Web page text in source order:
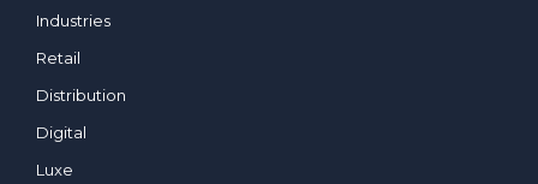
Industries
Retail
Distribution
Digital
Luxe